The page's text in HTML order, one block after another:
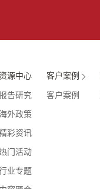
源中心
告研究
海外政策
彩资讯
门活动
业专题
客户案例
客户案例